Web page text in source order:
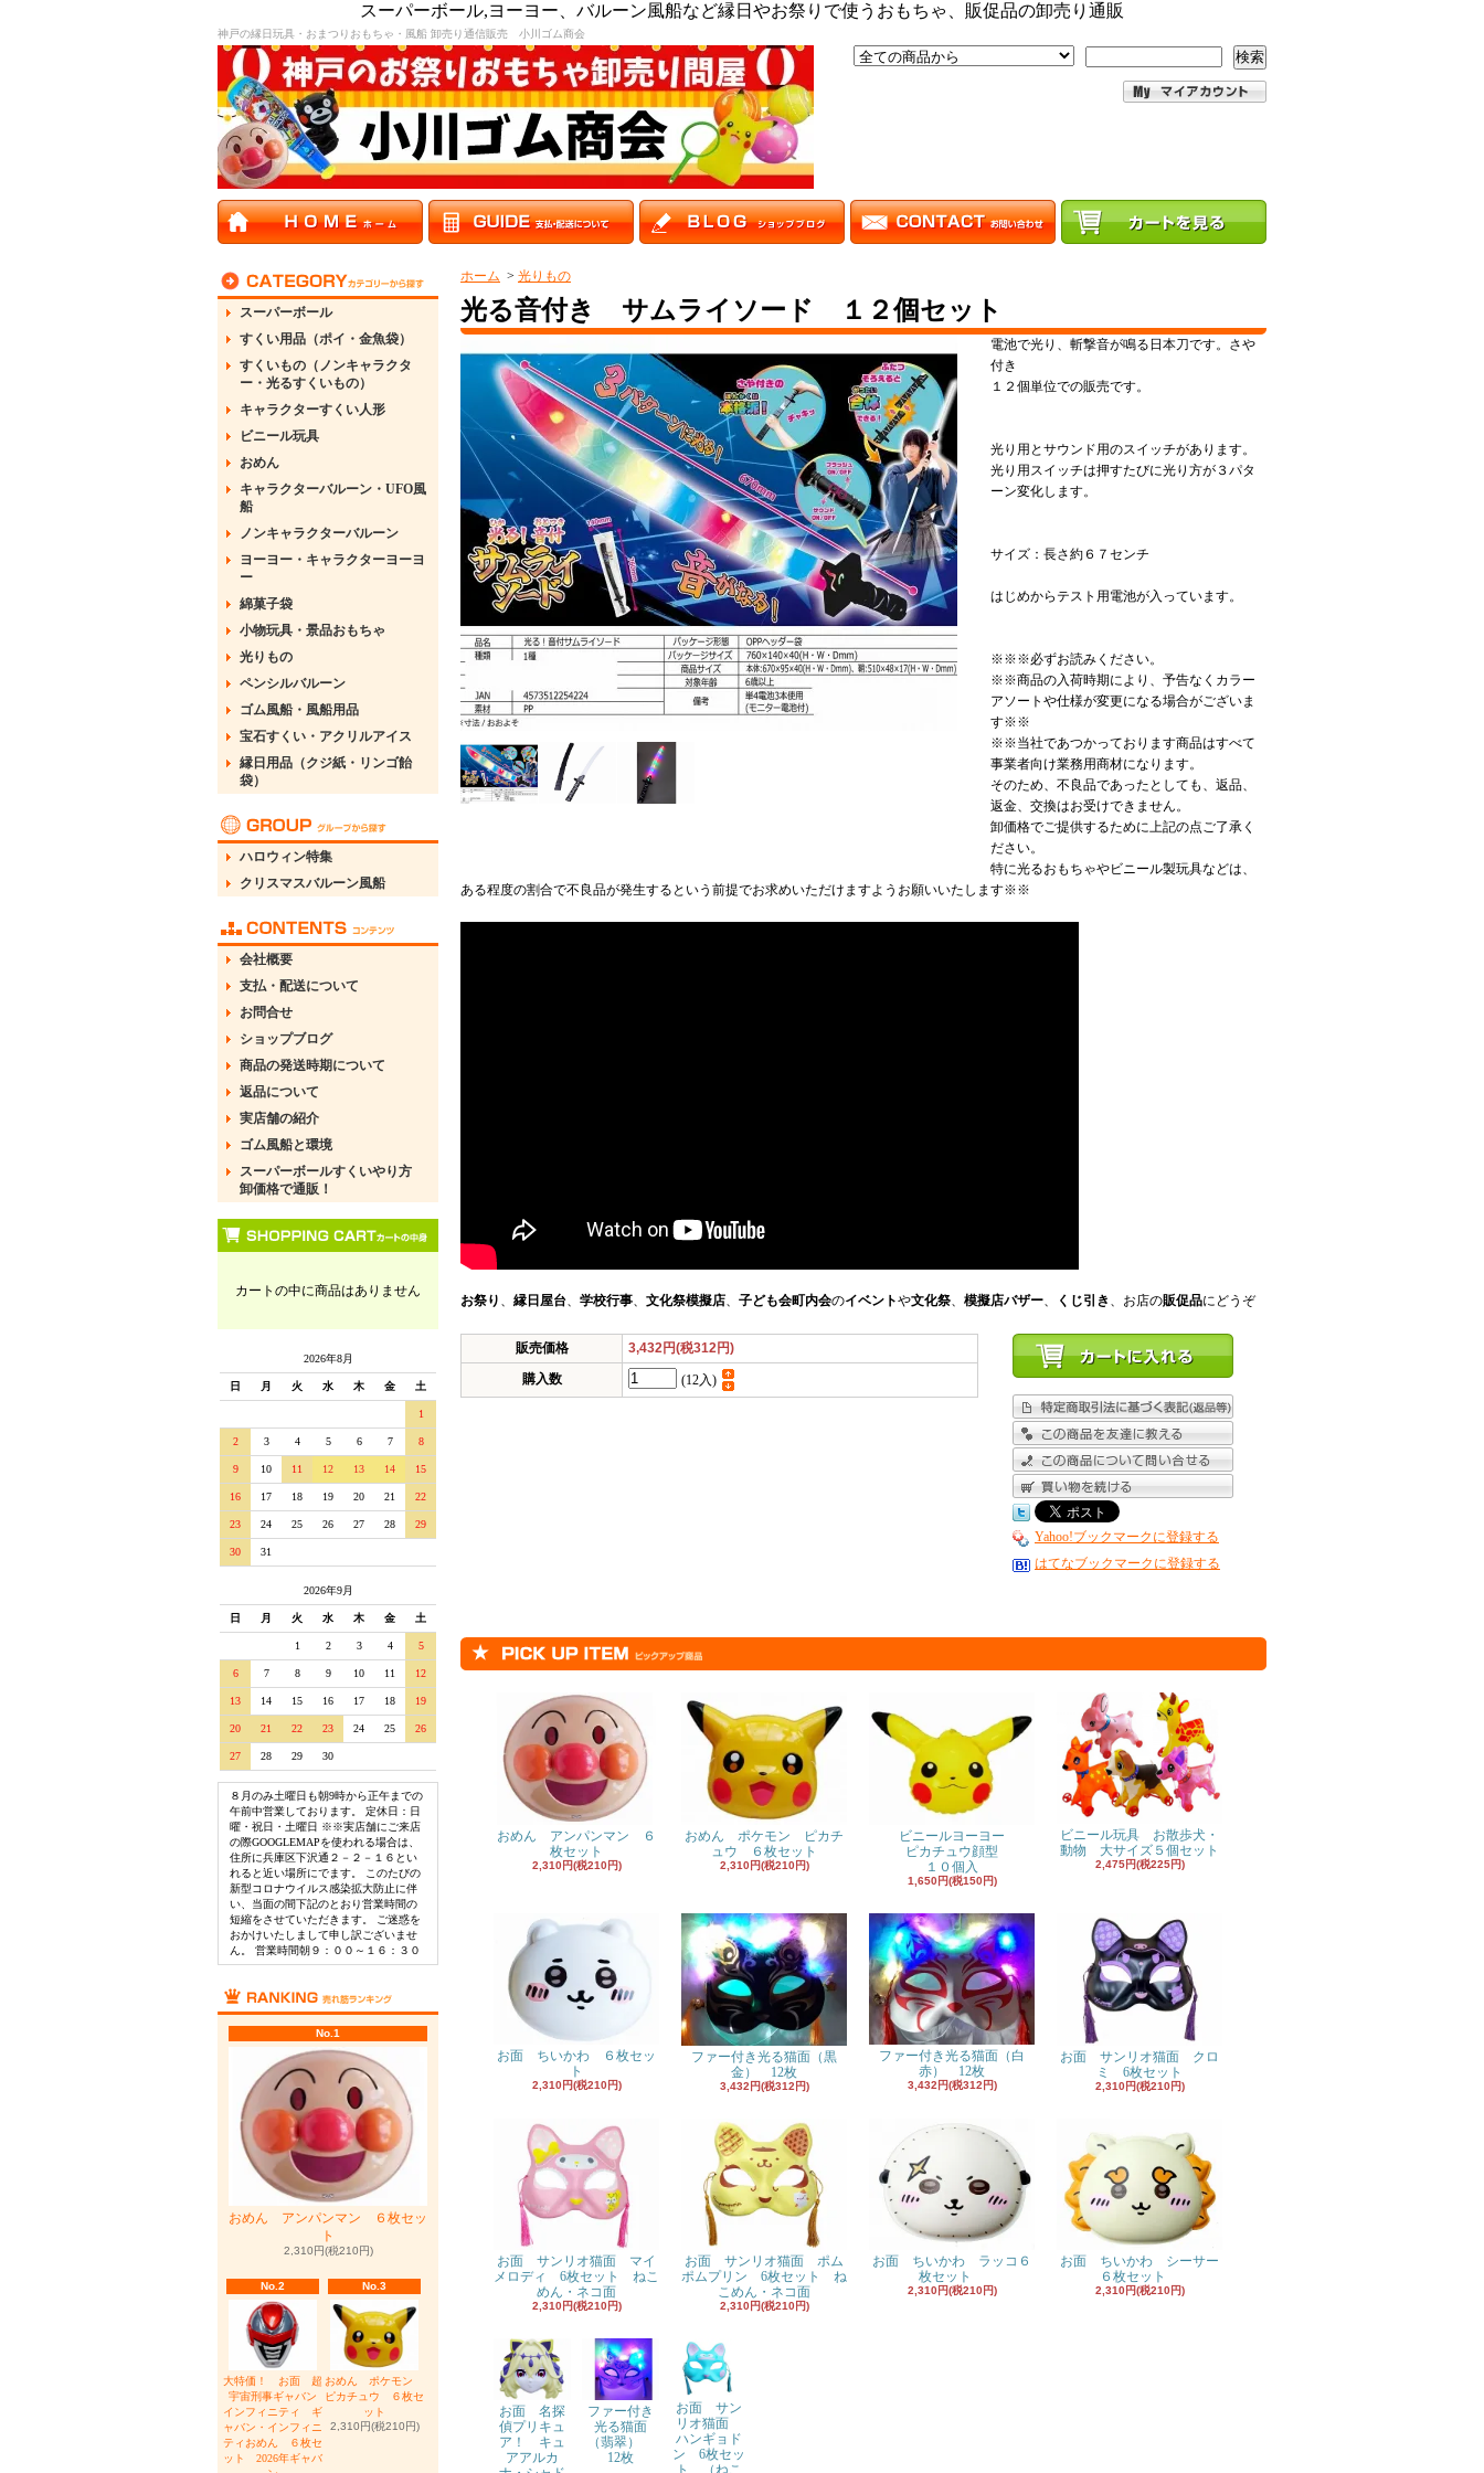
スーパーボール,ヨーヨー、バルーン風船など縁日やお祭りで使うおもちゃ、販促品の卸売り通販
神戸の縁日玩具・おまつりおもちゃ・風船 卸売り通信販売 小川ゴム商会
検索
スーパーボール
すくい用品（ポイ・金魚袋）
すくいもの（ノンキャラクタ
ー・光るすくいもの）
キャラクターすくい人形
ビニール玩具
おめん
キャラクターバルーン・UFO風
船
ノンキャラクターバルーン
ヨーヨー・キャラクターヨーヨ
ー
綿菓子袋
小物玩具・景品おもちゃ
光りもの
ペンシルバルーン
ゴム風船・風船用品
宝石すくい・アクリルアイス
縁日用品（クジ紙・リンゴ飴
袋）
ハロウィン特集
クリスマスバルーン風船
会社概要
支払・配送について
お問合せ
ショップブログ
商品の発送時期について
返品について
実店舗の紹介
ゴム風船と環境
スーパーボールすくいやり方
卸価格で通販！
カートの中に商品はありません
2026年8月
日 月 火 水 木 金 土
1
2 3 4 5 6 7 8
9 10 11 12 13 14 15
16 17 18 19 20 21 22
23 24 25 26 27 28 29
30 31
2026年9月
日 月 火 水 木 金 土
1 2 3 4 5
6 7 8 9 10 11 12
13 14 15 16 17 18 19
20 21 22 23 24 25 26
27 28 29 30
８月のみ土曜日も朝9時から正午までの
午前中営業しております。 定休日：日
曜・祝日・土曜日 ※※実店舗にご来店
の際GOOGLEMAPを使われる場合は、
住所に兵庫区下沢通２－２－１６とい
れると近い場所にでます。 このたびの
新型コロナウイルス感染拡大防止に伴
い、当面の間下記のとおり営業時間の
短縮をさせていただきます。 ご迷惑を
おかけいたしまして申し訳ございませ
ん。 営業時間朝９：００～１６：３０
No.1
おめん アンパンマン ６枚セッ
ト
2,310円(税210円)
No.2
大特価！ お面 超
宇宙刑事ギャバン
インフィニティ ギ
ャバン・インフィニ
ティおめん ６枚セ
ット 2026年ギャバ
No.3
おめん ポケモン
ピカチュウ ６枚セ
ット
2,310円(税210円)
ホーム > 光りもの
光る音付き サムライソード １２個セット
電池で光り、斬撃音が鳴る日本刀です。さや
付き
１２個単位での販売です。
光り用とサウンド用のスイッチがあります。
光り用スイッチは押すたびに光り方が３パタ
ーン変化します。
サイズ：長さ約６７センチ
はじめからテスト用電池が入っています。
※※※必ずお読みください。
※※商品の入荷時期により、予告なくカラー
アソートや仕様が変更になる場合がございま
す※※
※※当社であつかっております商品はすべて
事業者向け業務用商材になります。
そのため、不良品であったとしても、返品、
返金、交換はお受けできません。
卸価格でご提供するために上記の点ご了承く
ださい。
特に光るおもちゃやビニール製玩具などは、
ある程度の割合で不良品が発生するという前提でお求めいただけますようお願いいたします※※
お祭り 、 縁日屋台、 学校行事、 文化祭模擬店、 子ども会町内会のイベントや文化祭、 模擬店バザー、 くじ引き 、お店の販促品にどうぞ
販売価格
3,432円(税312円)
購入数
(12入)
Yahoo!ブックマークに登録する
はてなブックマークに登録する
おめん アンパンマン ６
枚セット
2,310円(税210円)
おめん ポケモン ピカチ
ュウ ６枚セット
2,310円(税210円)
ビニールヨーヨー
ピカチュウ顔型
１０個入
1,650円(税150円)
ビニール玩具 お散歩犬・
動物 大サイズ５個セット
2,475円(税225円)
お面 ちいかわ ６枚セッ
ト
2,310円(税210円)
ファー付き光る猫面（黒
金） 12枚
3,432円(税312円)
ファー付き光る猫面（白
赤） 12枚
3,432円(税312円)
お面 サンリオ猫面 クロ
ミ 6枚セット
2,310円(税210円)
お面 サンリオ猫面 マイ
メロディ 6枚セット ねこ
めん・ネコ面
2,310円(税210円)
お面 サンリオ猫面 ポム
ポムプリン 6枚セット ね
こめん・ネコ面
2,310円(税210円)
お面 ちいかわ ラッコ６
枚セット
2,310円(税210円)
お面 ちいかわ シーサー
６枚セット
2,310円(税210円)
お面 名探
偵プリキュ
ア！ キュ
アアルカ
ファー付き
光る猫面
（翡翠）
12枚
お面 サン
リオ猫面
ハンギョド
ン 6枚セッ
ト （ねこ